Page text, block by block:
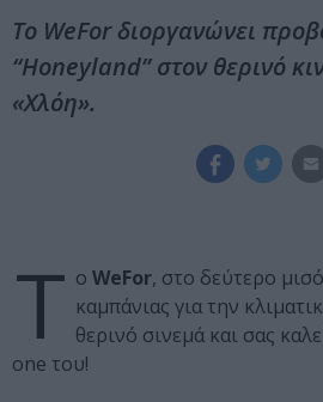
Το WeFor διοργανώνει
“Ηoneyland” στον θερινό
«Χλόη».
Τ ο WeFor, στο δεύτερο
καμπάνιας για την
θερινό σινεμά και σας
one του!